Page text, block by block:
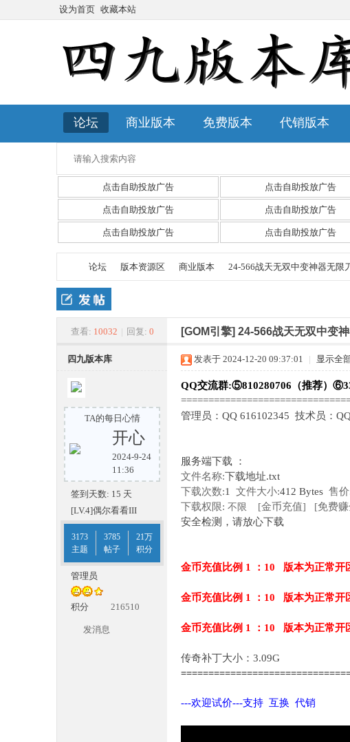
设为首页 收藏本站
论坛 商业版本 免费版本 代销版本
点击自助投放广告 点击自助投放广告
点击自助投放广告 点击自助投放广告
点击自助投放广告 点击自助投放广告
九
»
论坛 版本资源区 商业版本
›
24-566战天无双中变神器无限
查看: 10032 | 回复: 0 [GOM引擎] 24-566战天无双中变
四九版本库
TA的每日心情
开心
2024-9-24
11:36
签到天数: 15 天
[LV.4]偶尔看看III
3173
主题
3785
帖子
21万
积分
管理员
积分 216510
发消息
发表于 2024-12-20 09:37:01 | 显示全
QQ交流群:⑤810280706（推荐）
管理员：QQ 616102345 技术员：
服务端下载 ：
文件名称:下载地址.txt
下载次数:1 文件大小:412 Bytes 售
下载权限: 不限 [金币充值]
[免费
安全检测，请放心下载
金币充值比例 1 ：10 版本为正常开
金币充值比例 1 ：10 版本为正常开
金币充值比例 1 ：10 版本为正常开
传奇补丁大小：3.09G
---欢迎试价---支持 互换 代销